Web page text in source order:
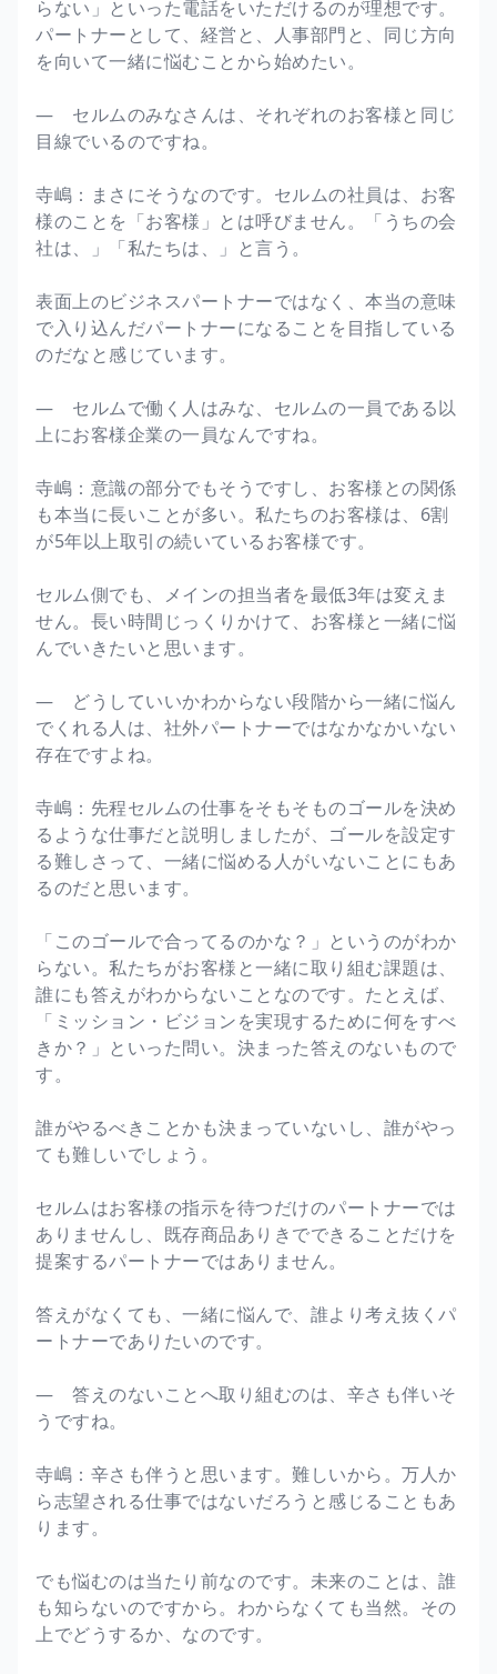
らない」といった電話をいただけるのが理想です。
パートナーとして、経営と、人事部門と、同じ方向
を向いて一緒に悩むことから始めたい。
― セルムのみなさんは、それぞれのお客様と同じ
目線でいるのですね。
寺嶋：まさにそうなのです。セルムの社員は、お客
様のことを「お客様」とは呼びません。「うちの会
社は、」「私たちは、」と言う。
表面上のビジネスパートナーではなく、本当の意味
で入り込んだパートナーになることを目指している
のだなと感じています。
― セルムで働く人はみな、セルムの一員である以
上にお客様企業の一員なんですね。
寺嶋：意識の部分でもそうですし、お客様との関係
も本当に長いことが多い。私たちのお客様は、6割
が5年以上取引の続いているお客様です。
セルム側でも、メインの担当者を最低3年は変えま
せん。長い時間じっくりかけて、お客様と一緒に悩
んでいきたいと思います。
― どうしていいかわからない段階から一緒に悩ん
でくれる人は、社外パートナーではなかなかいない
存在ですよね。
寺嶋：先程セルムの仕事をそもそものゴールを決め
るような仕事だと説明しましたが、ゴールを設定す
る難しさって、一緒に悩める人がいないことにもあ
るのだと思います。
「このゴールで合ってるのかな？」というのがわか
らない。私たちがお客様と一緒に取り組む課題は、
誰にも答えがわからないことなのです。たとえば、
「ミッション・ビジョンを実現するために何をすべ
きか？」といった問い。決まった答えのないもので
す。
誰がやるべきことかも決まっていないし、誰がやっ
ても難しいでしょう。
セルムはお客様の指示を待つだけのパートナーでは
ありませんし、既存商品ありきでできることだけを
提案するパートナーではありません。
答えがなくても、一緒に悩んで、誰より考え抜くパ
ートナーでありたいのです。
― 答えのないことへ取り組むのは、辛さも伴いそ
うですね。
寺嶋：辛さも伴うと思います。難しいから。万人か
ら志望される仕事ではないだろうと感じることもあ
ります。
でも悩むのは当たり前なのです。未来のことは、誰
も知らないのですから。わからなくても当然。その
上でどうするか、なのです。